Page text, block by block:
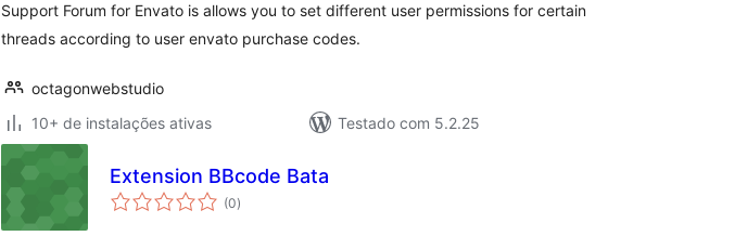
Support Forum for Envato is allows you to set different user permissions for certain
threads according to user envato purchase codes.
octagonwebstudio
10+ de instalações ativas
Testado com 5.2.25
Extension BBcode Bata
(0total
de
)